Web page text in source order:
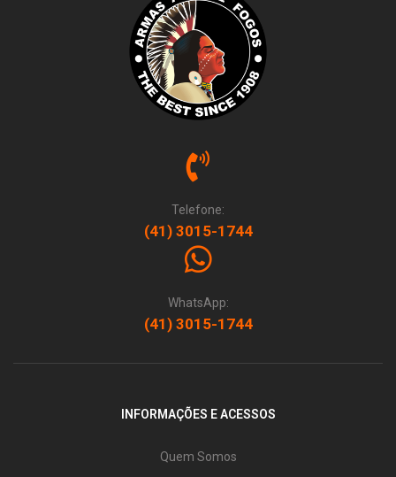
Telefone:
(41) 3015-1744
WhatsApp:
(41) 3015-1744
INFORMAÇÕES E ACESSOS
Quem Somos